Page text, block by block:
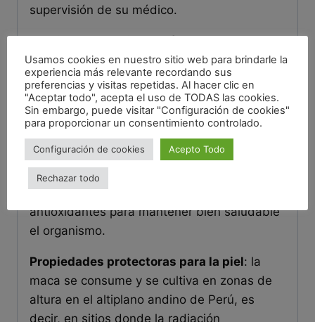
supervisión de su médico.
debe a que la maca pertenece a la misma
familia que las crucíferas, como ser el
brócoli, la rúcula, el repollo, la mostaza o la
col. Todas estas son popularmente
conocidas por sus propiedades
anticancerígenas debido a un componente
llamado glucosinato, que le da su sabor
picante característico. Tiene una función
antioxidantes para mantener bien saludable
el organismo.
Propiedades protectoras para la piel: la
maca se consume y se cultiva en zonas de
altura en el altiplano andino de Perú, es
decir, en sitios donde la radiación
Usamos cookies en nuestro sitio web para brindarle la
experiencia más relevante recordando sus
preferencias y visitas repetidas. Al hacer clic en
"Aceptar todo", acepta el uso de TODAS las cookies.
Sin embargo, puede visitar "Configuración de cookies"
para proporcionar un consentimiento controlado.
Configuración de cookies Acepto Todo
Rechazar todo